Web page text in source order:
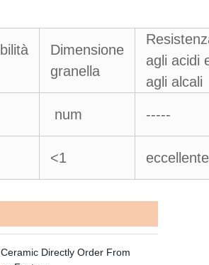
Dimensione
granella
agli acidi
agli alcali
num -----
<1 eccellente